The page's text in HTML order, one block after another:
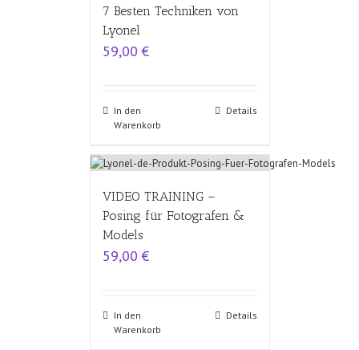
7 Besten Techniken von
Lyonel
59,00 €
In den
Warenkorb
Details
VIDEO TRAINING –
Posing für Fotografen &
Models
59,00 €
In den
Warenkorb
Details